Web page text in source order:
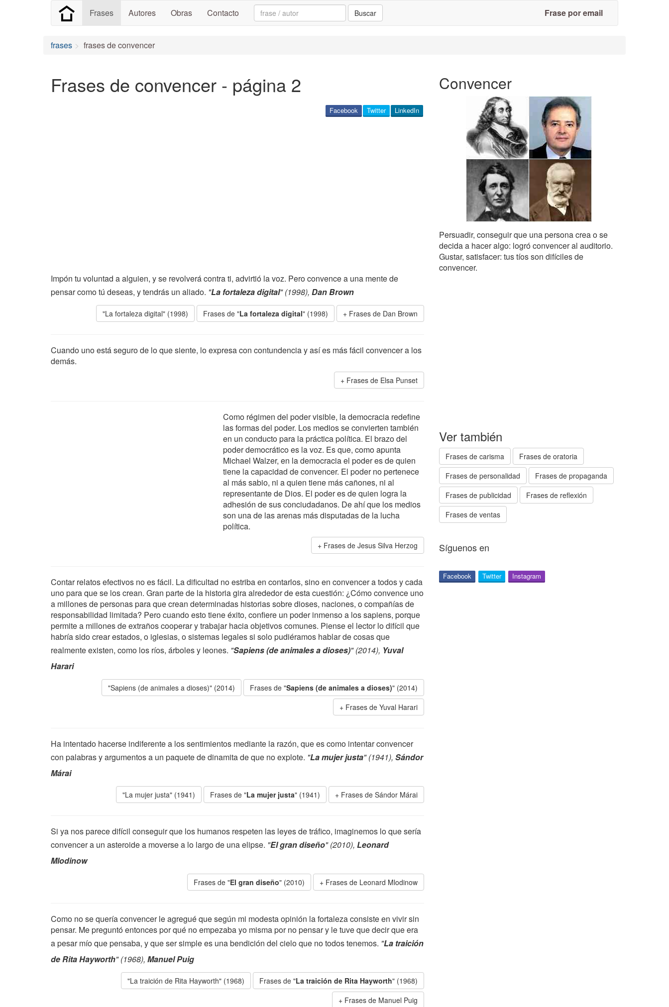
Frases Autores Obras Contacto Search: Buscar Frase por email
frases frases de convencer
Frases de convencer - página 2
LinkedIn
Twitter
Facebook
Impón tu voluntad a alguien, y se revolverá contra ti, advirtió la voz. Pero convence a una mente de
pensar como tú deseas, y tendrás un aliado. "La fortaleza digital" (1998), Dan Brown
"La fortaleza digital" (1998) Frases de "La fortaleza digital" (1998) Frases de Dan Brown
Cuando uno está seguro de lo que siente, lo expresa con contundencia y así es más fácil convencer a los
demás.
Frases de Elsa Punset
Como régimen del poder visible, la democracia redefine
las formas del poder. Los medios se convierten también
en un conducto para la práctica política. El brazo del
poder democrático es la voz. Es que, como apunta
Michael Walzer, en la democracia el poder es de quien
tiene la capacidad de convencer. El poder no pertenece
al más sabio, ni a quien tiene más cañones, ni al
representante de Dios. El poder es de quien logra la
adhesión de sus conciudadanos. De ahí que los medios
son una de las arenas más disputadas de la lucha
política.
Frases de Jesus Silva Herzog
Contar relatos efectivos no es fácil. La dificultad no estriba en contarlos, sino en convencer a todos y cada
uno para que se los crean. Gran parte de la historia gira alrededor de esta cuestión: ¿Cómo convence uno
a millones de personas para que crean determinadas historias sobre dioses, naciones, o compañías de
responsabilidad limitada? Pero cuando esto tiene éxito, confiere un poder inmenso a los sapiens, porque
permite a millones de extraños cooperar y trabajar hacia objetivos comunes. Piense el lector lo difícil que
habría sido crear estados, o iglesias, o sistemas legales si solo pudiéramos hablar de cosas que
realmente existen, como los ríos, árboles y leones. "Sapiens (de animales a dioses)" (2014), Yuval
Harari
"Sapiens (de animales a dioses)" (2014) Frases de "Sapiens (de animales a dioses)" (2014)
Frases de Yuval Harari
Ha intentado hacerse indiferente a los sentimientos mediante la razón, que es como intentar convencer
con palabras y argumentos a un paquete de dinamita de que no explote. "La mujer justa" (1941), Sándor
Márai
"La mujer justa" (1941) Frases de "La mujer justa" (1941) Frases de Sándor Márai
Si ya nos parece difícil conseguir que los humanos respeten las leyes de tráfico, imaginemos lo que sería
convencer a un asteroide a moverse a lo largo de una elipse. "El gran diseño" (2010), Leonard
Mlodinow
Frases de "El gran diseño" (2010) Frases de Leonard Mlodinow
Como no se quería convencer le agregué que según mi modesta opinión la fortaleza consiste en vivir sin
pensar. Me preguntó entonces por qué no empezaba yo misma por no pensar y le tuve que decir que era
a pesar mío que pensaba, y que ser simple es una bendición del cielo que no todos tenemos. "La traición
de Rita Hayworth" (1968), Manuel Puig
"La traición de Rita Hayworth" (1968) Frases de "La traición de Rita Hayworth" (1968)
Frases de Manuel Puig
Convencer
Persuadir, conseguir que una persona crea o se
decida a hacer algo: logró convencer al auditorio.
Gustar, satisfacer: tus tíos son difíciles de
convencer.
Ver también
Frases de carisma
Frases de oratoria
Frases de personalidad
Frases de propaganda
Frases de publicidad
Frases de reflexión
Frases de ventas
Síguenos en
Facebook Twitter Instagram